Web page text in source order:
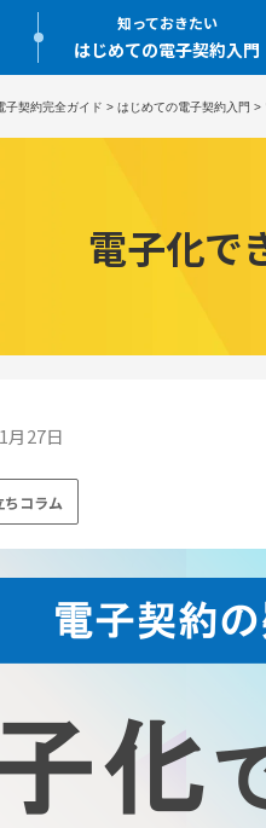
知っておきたい
はじめての電子契約入門
子契約完全ガイド > はじめての電子契約入門 >
電子化で
月27日
ちコラム